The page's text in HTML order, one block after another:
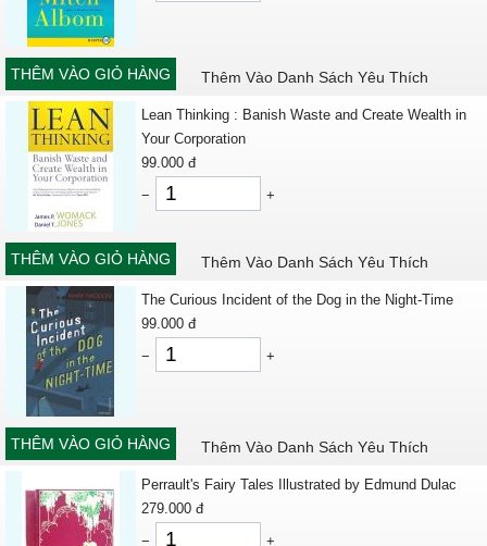
THÊM VÀO GIỎ HÀNG Thêm Vào Danh Sách Yêu Thích
Lean Thinking : Banish Waste and Create Wealth in
Your Corporation
99.000 đ
−
+
THÊM VÀO GIỎ HÀNG Thêm Vào Danh Sách Yêu Thích
The Curious Incident of the Dog in the Night-Time
99.000 đ
−
+
THÊM VÀO GIỎ HÀNG Thêm Vào Danh Sách Yêu Thích
Perrault's Fairy Tales Illustrated by Edmund Dulac
279.000 đ
−
+